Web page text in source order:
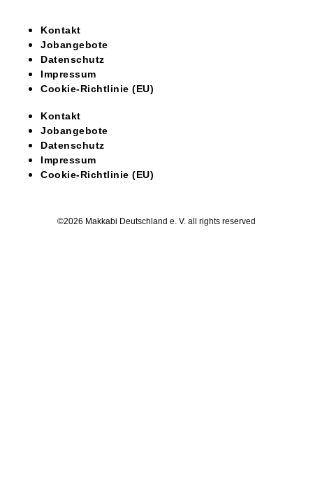
©2026 Makkabi Deutschland e. V. all rights reserved
Kontakt
Jobangebote
Datenschutz
Impressum
Cookie-Richtlinie (EU)
Kontakt
Jobangebote
Datenschutz
Impressum
Cookie-Richtlinie (EU)